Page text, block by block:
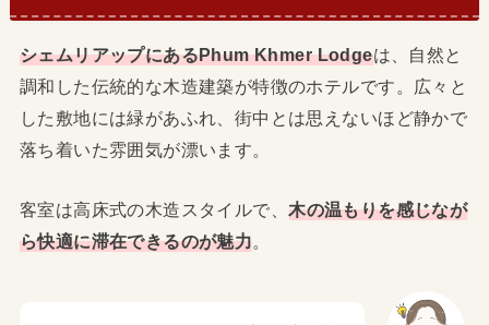
シェムリアップにあるPhum Khmer Lodgeは、自然と
調和した伝統的な木造建築が特徴のホテルです。広々と
した敷地には緑があふれ、街中とは思えないほど静かで
落ち着いた雰囲気が漂います。
客室は高床式の木造スタイルで、木の温もりを感じなが
ら快適に滞在できるのが魅力。